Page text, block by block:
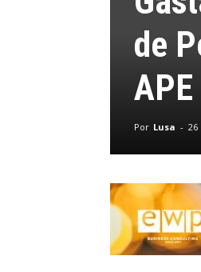
de
APE
Por Lusa - 26